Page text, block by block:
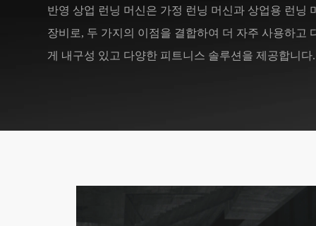
반영 상업 런닝 머신은 가정 런닝 머신과 상업용 런닝
장비로, 두 가지의 이점을 결합하여 더 자주 사용하고
게 내구성 있고 다양한 피트니스 솔루션을 제공합니다.